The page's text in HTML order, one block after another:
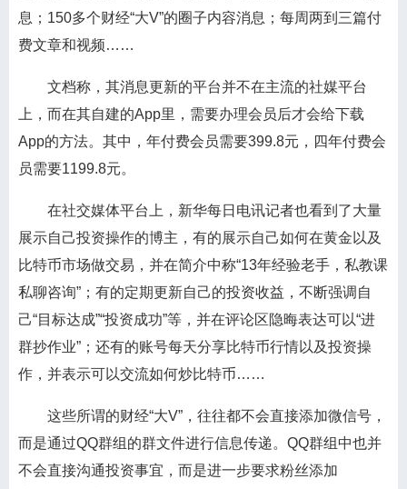
息；150多个财经“大V”的圈子内容消息；每周两到三篇付
费文章和视频……
文档称，其消息更新的平台并不在主流的社媒平台
上，而在其自建的App里，需要办理会员后才会给下载
App的方法。其中，年付费会员需要399.8元，四年付费会
员需要1199.8元。
在社交媒体平台上，新华每日电讯记者也看到了大量
展示自己投资操作的博主，有的展示自己如何在黄金以及
比特币市场做交易，并在简介中称“13年经验老手，私教课
私聊咨询”；有的定期更新自己的投资收益，不断强调自
己“目标达成”“投资成功”等，并在评论区隐晦表达可以“进
群抄作业”；还有的账号每天分享比特币行情以及投资操
作，并表示可以交流如何炒比特币……
这些所谓的财经“大V”，往往都不会直接添加微信号，
而是通过QQ群组的群文件进行信息传递。QQ群组中也并
不会直接沟通投资事宜，而是进一步要求粉丝添加